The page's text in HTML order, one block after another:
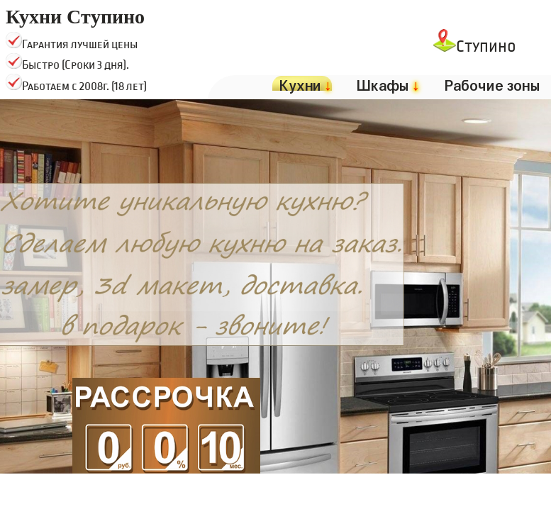
Кухни Ступино
Гарантия лучшей цены
Быстро (Сроки 3 дня).
Работаем с 2008г. (18 лет)
Ступино
Кухни↓ Шкафы↓ Рабочие зоны